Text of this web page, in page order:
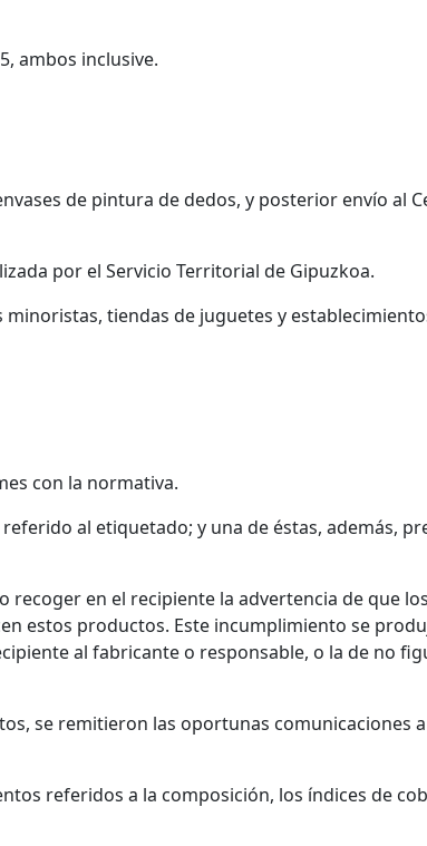
ambos inclusive.
de pintura de dedos, y posterior envío al
por el Servicio Territorial de Gipuzkoa.
tiendas de juguetes y
con la normativa.
al etiquetado; y una de éstas, además,
en el recipiente la advertencia de que
estos productos. Este incumplimiento se
al fabricante o responsable, o la de no
se remitieron las oportunas comunicaciones
referidos a la composición, los índices de